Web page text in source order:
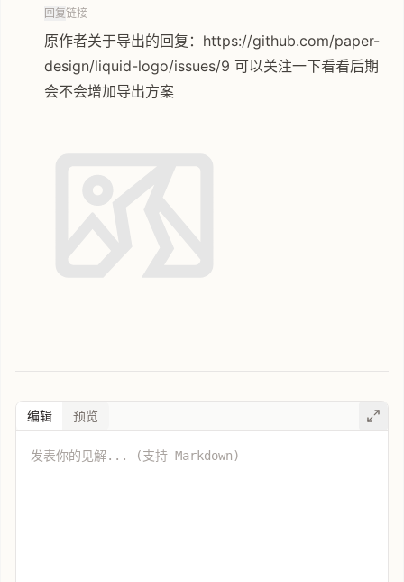
回复链接
原作者关于导出的回复：https://github.com/paper-
design/liquid-logo/issues/9 可以关注一下看看后期
会不会增加导出方案
编辑 预览